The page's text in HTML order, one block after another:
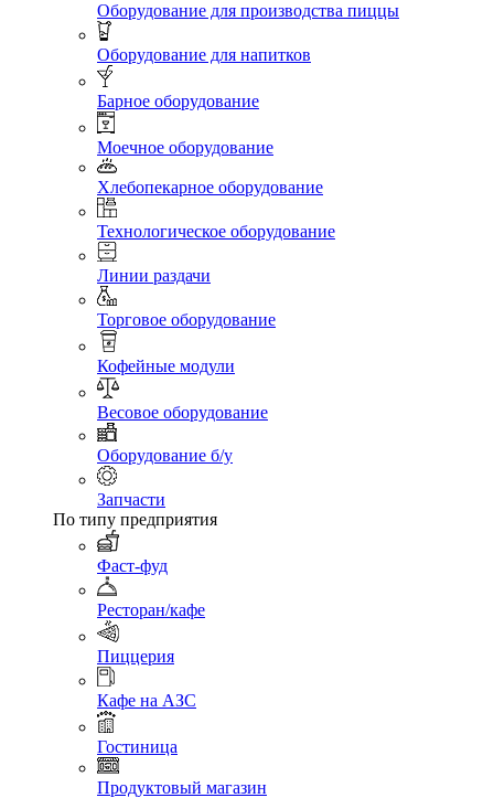
Оборудование для производства пиццы
Оборудование для напитков
Барное оборудование
Моечное оборудование
Хлебопекарное оборудование
Технологическое оборудование
Линии раздачи
Торговое оборудование
Кофейные модули
Весовое оборудование
Оборудование б/у
Запчасти
По типу предприятия
Фаст-фуд
Ресторан/кафе
Пиццерия
Кафе на АЗС
Гостиница
Продуктовый магазин